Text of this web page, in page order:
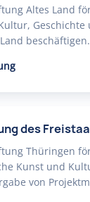
Altes Land
beschäftigen.
des
Thüringen
Kunst und
von